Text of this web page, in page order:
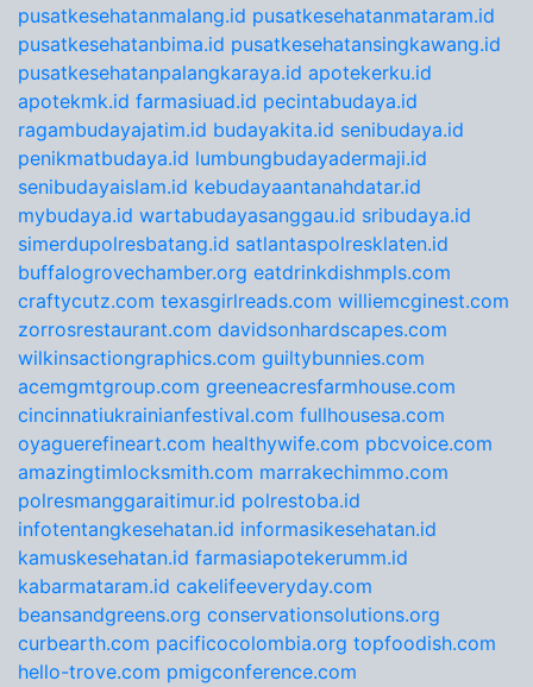
pusatkesehatanmalang.id pusatkesehatanmataram.id
pusatkesehatanbima.id pusatkesehatansingkawang.id
pusatkesehatanpalangkaraya.id apotekerku.id
apotekmk.id farmasiuad.id pecintabudaya.id
ragambudayajatim.id budayakita.id senibudaya.id
penikmatbudaya.id lumbungbudayadermaji.id
senibudayaislam.id kebudayaantanahdatar.id
mybudaya.id wartabudayasanggau.id sribudaya.id
simerdupolresbatang.id satlantaspolresklaten.id
buffalogrovechamber.org eatdrinkdishmpls.com
craftycutz.com texasgirlreads.com williemcginest.com
zorrosrestaurant.com davidsonhardscapes.com
wilkinsactiongraphics.com guiltybunnies.com
acemgmtgroup.com greeneacresfarmhouse.com
cincinnatiukrainianfestival.com fullhousesa.com
oyaguerefineart.com healthywife.com pbcvoice.com
amazingtimlocksmith.com marrakechimmo.com
polresmanggaraitimur.id polrestoba.id
infotentangkesehatan.id informasikesehatan.id
kamuskesehatan.id farmasiapotekerumm.id
kabarmataram.id cakelifeeveryday.com
beansandgreens.org conservationsolutions.org
curbearth.com pacificocolombia.org topfoodish.com
hello-trove.com pmigconference.com